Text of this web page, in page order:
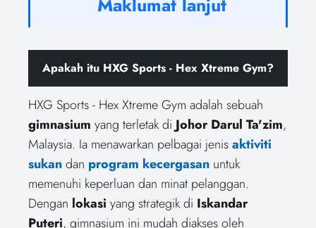
Apakah itu HXG Sports - Hex Xtreme Gym?
HXG Sports - Hex Xtreme Gym adalah sebuah
gimnasium yang terletak di Johor Darul Ta'zim,
Malaysia. Ia menawarkan pelbagai jenisaktiviti
sukandan program kecergasan untuk
memenuhi keperluan dan minat pelanggan.
Dengan lokasi yang strategik di Iskandar
Puteri, gimnasium ini mudah diakses oleh